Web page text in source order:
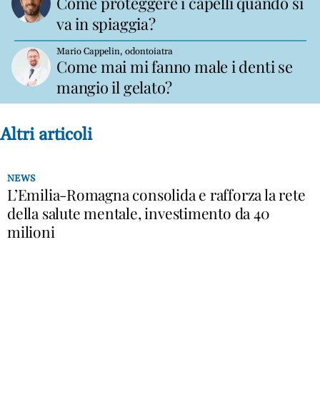
va in spiaggia?
Come mai mi fanno male i denti se
mangio il gelato?
Mario Cappelin, odontoiatra
Altri articoli
NEWS
L’Emilia-Romagna consolida e rafforza la rete
della salute mentale, investimento da 40
milioni